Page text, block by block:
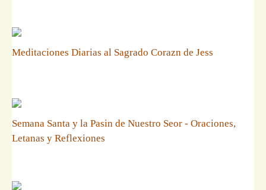
Meditaciones Diarias al Sagrado Corazn de Jess
Semana Santa y la Pasin de Nuestro Seor - Oraciones,
Letanas y Reflexiones